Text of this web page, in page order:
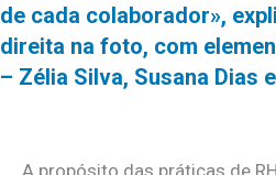
de cada colaborador»,
direita na foto, com
– Zélia Silva, Susana Dias